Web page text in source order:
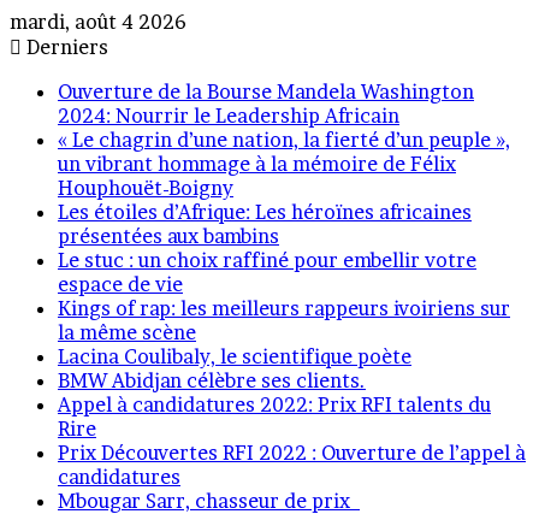
mardi, août 4 2026
Derniers
Ouverture de la Bourse Mandela Washington
2024: Nourrir le Leadership Africain
« Le chagrin d’une nation, la fierté d’un peuple »,
un vibrant hommage à la mémoire de Félix
Houphouët-Boigny
Les étoiles d’Afrique: Les héroïnes africaines
présentées aux bambins
Le stuc : un choix raffiné pour embellir votre
espace de vie
Kings of rap: les meilleurs rappeurs ivoiriens sur
la même scène
Lacina Coulibaly, le scientifique poète
BMW Abidjan célèbre ses clients.
Appel à candidatures 2022: Prix RFI talents du
Rire
Prix Découvertes RFI 2022 : Ouverture de l’appel à
candidatures
Mbougar Sarr, chasseur de prix